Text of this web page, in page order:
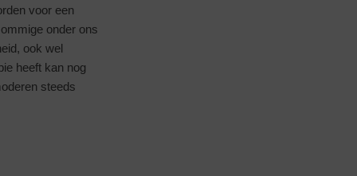
voor een
onder ons
ook wel
heeft kan nog
steeds